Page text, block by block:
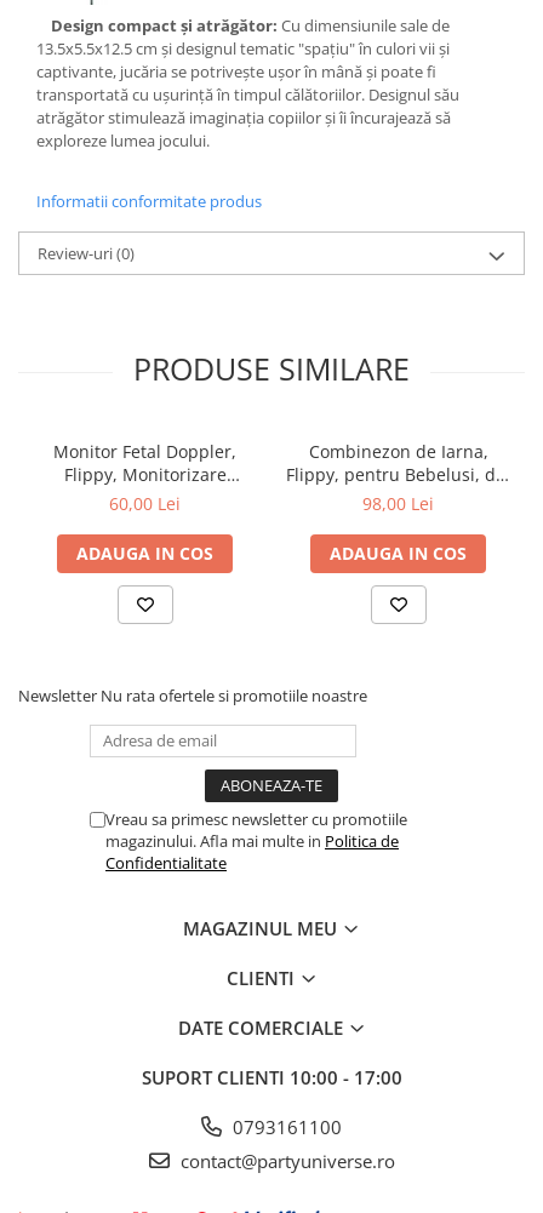
Design compact și atrăgător: Cu dimensiunile sale de
13.5x5.5x12.5 cm și designul tematic "spațiu" în culori vii și
captivante, jucăria se potrivește ușor în mână și poate fi
transportată cu ușurință în timpul călătoriilor. Designul său
atrăgător stimulează imaginația copiilor și îi încurajează să
exploreze lumea jocului.
Informatii conformitate produs
Review-uri(0)
PRODUSE SIMILARE
Monitor Fetal Doppler,
Flippy, Monitorizare
Sarcina, Ritm Cardiac,
Baterii AA (neincluse),
Portabil, din ABS, 12.8 x 9.6
x 3 cm, Utilizare de la 9
Saptamani, Roz
60,00 Lei
ADAUGA IN COS
Combinezon de Iarna,
Flippy, pentru Bebelusi, din
Bumbac, cu Urechi,
66 cm, Maro
98,00 Lei
ADAUGA IN COS
Newsletter Nu rata ofertele si promotiile noastre
Vreau sa primesc newsletter cu promotiile
magazinului. Afla mai multe in Politica de
Confidentialitate
MAGAZINUL MEU
CLIENTI
DATE COMERCIALE
SUPORT CLIENTI 10:00 - 17:00
0793161100
contact@partyuniverse.ro